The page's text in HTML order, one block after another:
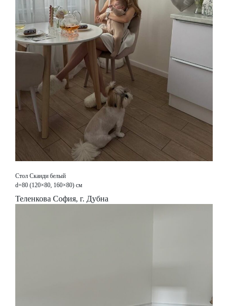
Стол Сканди белый
d=80 (120×80, 160×80) см
Теленкова София, г. Дубна